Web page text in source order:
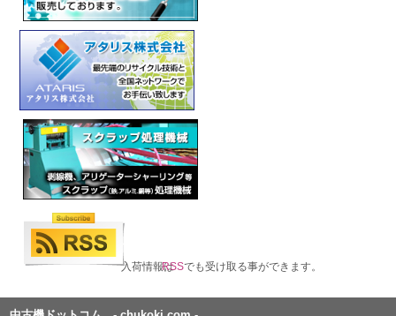
入荷情報はRSSでも受け取る事ができます。